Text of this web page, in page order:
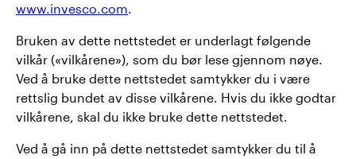
www.invesco.com.
Bruken av dette nettstedet er underlagt følgende
vilkår («vilkårene»), som du bør lese gjennom nøye.
Ved å bruke dette nettstedet samtykker du i være
rettslig bundet av disse vilkårene. Hvis du ikke godtar
vilkårene, skal du ikke bruke dette nettstedet.
Ved å gå inn på dette nettstedet samtykker du til å